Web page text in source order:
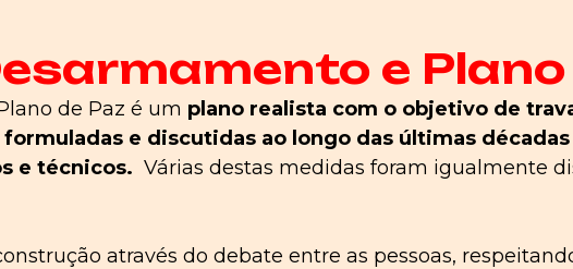
e Plano
de Paz é um plano realista com o objetivo de
e discutidas ao longo das últimas
e técnicos. Várias destas medidas foram igualmente
através do debate entre as pessoas,